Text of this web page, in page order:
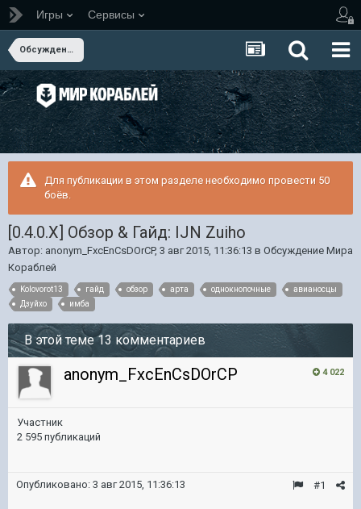
Игры Сервисы
Обсуждение Мира Кораблей
Для публикации в этом разделе необходимо провести 50
боёв.
[0.4.0.X] Обзор & Гайд: IJN Zuiho
Автор: anonym_FxcEnCsDOrCP, 3 авг 2015, 11:36:13 в Обсуждение Мира
Кораблей
Kolovorot13 гайд обзор арта однокнопочные
авианосцы
Дзуйхо
имба
В этой теме 13 комментариев
4 022
anonym_FxcEnCsDOrCP
Участник
2 595 публикаций
#1
Опубликовано: 3 авг 2015, 11:36:13